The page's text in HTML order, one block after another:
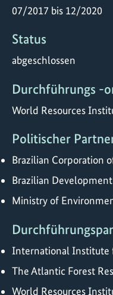
07/2017 bis 12/2020
Status
abgeschlossen
Durchführungs -
World Resources
Politischer
Brazilian Corporation
Brazilian
Ministry of
International Institute
The Atlantic Forest
World Resources